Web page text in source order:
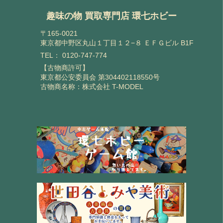
趣味の物 買取専門店 環七ホビー
〒165-0021
東京都中野区丸山１丁目１２−８ ＥＦＧビル B1F
TEL： 0120-747-774
【古物商許可】
東京都公安委員会 第304402118550号
古物商名称：株式会社 T-MODEL